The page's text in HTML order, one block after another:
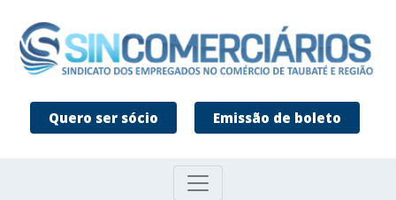
Quero ser sócio Emissão de boleto